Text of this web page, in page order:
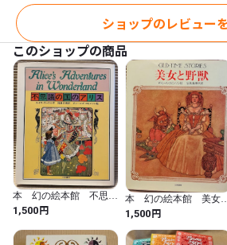
1号1号ギリギリのところまでがんばって
別冊にしてまとめたいと思いました。
みなさまに感謝を込めてつくった本です。
付録・アルネのつくり方のアルネ
特集：包丁・料理道具の「有次」
ドラゴンフライカフェでお三時
大人のおしゃれ
羽木憲一さん
大人のチョコレート
ショップのレビュー
このショップの商品
本 幻の絵本館 不思議
の国のアリス ルイス・
キャロル 作 チャール
ズ・ロビンソン 絵 立
風書房
1,500円
本 幻の絵本館 美女と
野獣 絵 ヒース・ロビ
ンソン 訳 谷林真理
子 立風書房
1,500円